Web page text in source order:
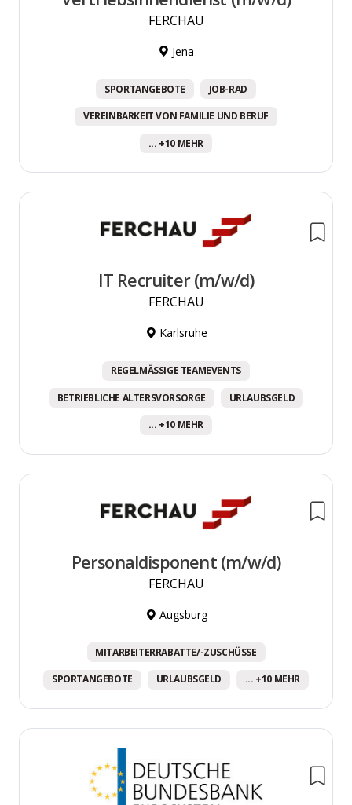
FERCHAU
Jena
SPORTANGEBOTE JOB-RAD
VEREINBARKEIT VON FAMILIE UND BERUF
... +10 MEHR
IT Recruiter (m/w/d)
FERCHAU
Karlsruhe
REGELMÄSSIGE TEAMEVENTS
BETRIEBLICHE ALTERSVORSORGE URLAUBSGELD
... +10 MEHR
Personaldisponent (m/w/d)
FERCHAU
Augsburg
MITARBEITERRABATTE/-ZUSCHÜSSE
SPORTANGEBOTE URLAUBSGELD ... +10 MEHR